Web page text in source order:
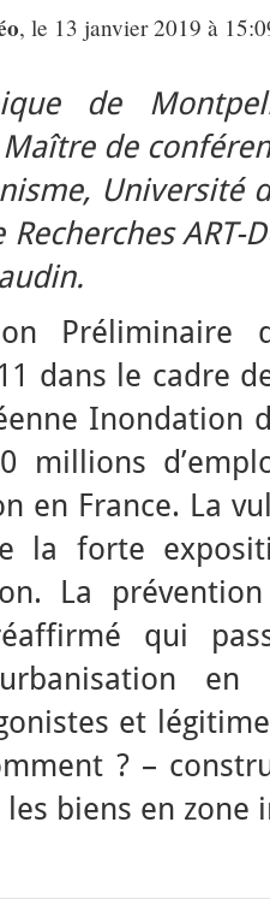
, le 13 janvier 2019 à
de
Maître de
Université
ART-
Préliminaire
dans le cadre
Inondation
millions
en France. La
la forte
La
qui
en
et
? –
biens en zone